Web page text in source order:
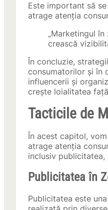
Este important să
atrage atenția
„Marketingul
crească
În concluzie,
consumatorilor și în
influencerii și
crește loialitatea
Tacticile de
În acest capitol,
atrage atenția
inclusiv
Publicitatea în
Publicitatea este